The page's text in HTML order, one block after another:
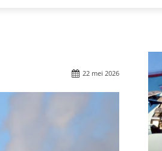
22 mei 2026